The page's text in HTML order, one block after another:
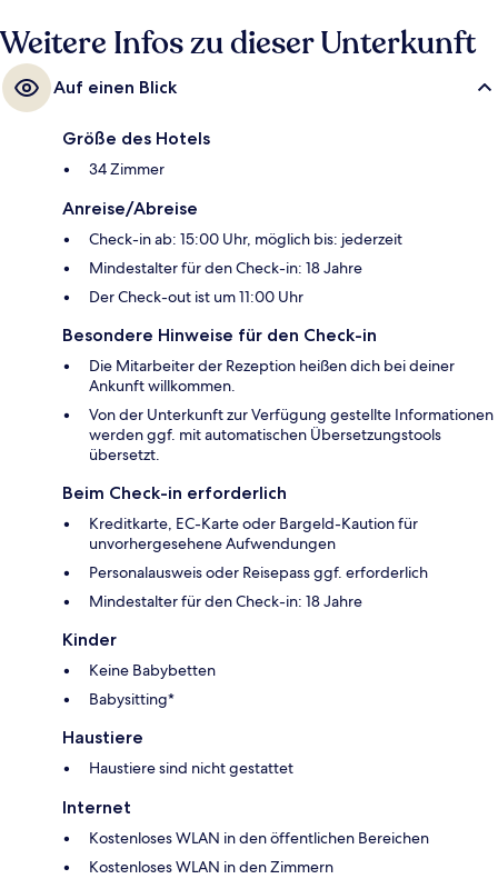
Weitere Infos zu dieser Unterkunft
Auf einen Blick
Größe des Hotels
34 Zimmer
Anreise/Abreise
Check-in ab: 15:00 Uhr, möglich bis: jederzeit
Mindestalter für den Check-in: 18 Jahre
Der Check-out ist um 11:00 Uhr
Besondere Hinweise für den Check-in
Die Mitarbeiter der Rezeption heißen dich bei deiner
Ankunft willkommen.
Von der Unterkunft zur Verfügung gestellte Informationen
werden ggf. mit automatischen Übersetzungstools
übersetzt.
Beim Check-in erforderlich
Kreditkarte, EC-Karte oder Bargeld-Kaution für
unvorhergesehene Aufwendungen
Personalausweis oder Reisepass ggf. erforderlich
Mindestalter für den Check-in: 18 Jahre
Kinder
Keine Babybetten
Babysitting*
Haustiere
Haustiere sind nicht gestattet
Internet
Kostenloses WLAN in den öffentlichen Bereichen
Kostenloses WLAN in den Zimmern